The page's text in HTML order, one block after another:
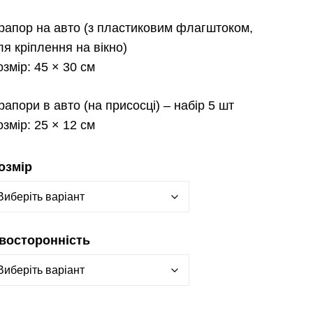
на авто (з пластиковим флагштоком,
кріплення на вікно)
45 × 30 см
в авто (на присосці) – набір 5 шт
25 × 12 см